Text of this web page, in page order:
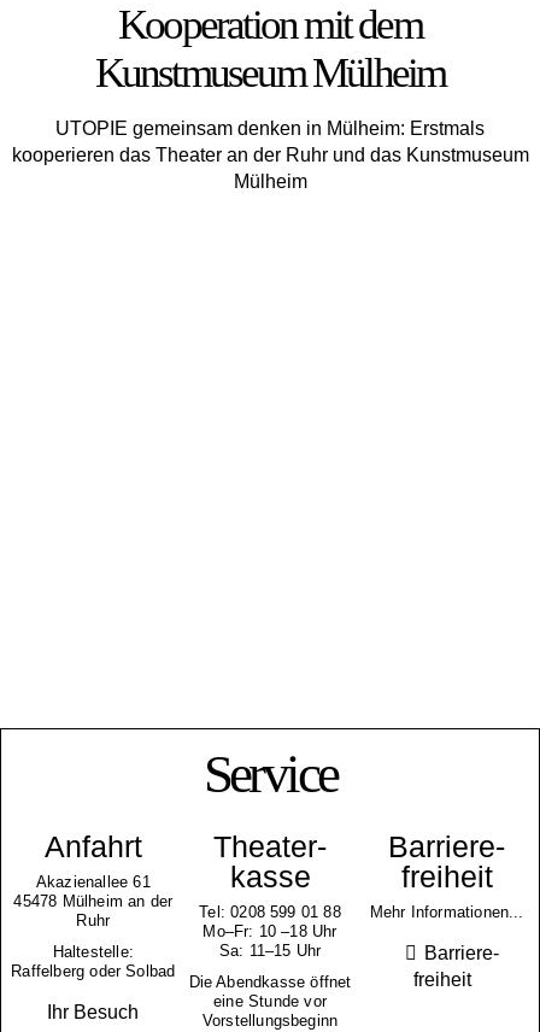
Kooperation mit dem
Kunstmuseum Mülheim
UTOPIE gemeinsam denken in Mülheim: Erstmals
kooperieren das Theater an der Ruhr und das Kunstmuseum
Mül­heim
Service
Anfahrt
Akazienallee 61
45478 Mülheim an der
Ruhr
Haltestelle:
Raffelberg oder Solbad
Ihr Besuch
Theater­
kasse
Tel: 0208 599 01 88
Mo–Fr: 10 –18 Uhr
Sa: 11–15 Uhr
Die Abendkasse öffnet
eine Stunde vor
Vorstellungsbeginn
Barriere­
freiheit
Mehr Informationen...
Barriere­
freiheit